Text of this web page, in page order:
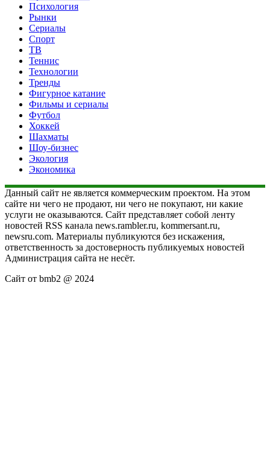
Психология
Рынки
Сериалы
Спорт
ТВ
Теннис
Технологии
Тренды
Фигурное катание
Фильмы и сериалы
Футбол
Хоккей
Шахматы
Шоу-бизнес
Экология
Экономика
Данный сайт не является коммерческим проектом. На этом
сайте ни чего не продают, ни чего не покупают, ни какие
услуги не оказываются. Сайт представляет собой ленту
новостей RSS канала news.rambler.ru, kommersant.ru,
newsru.com. Материалы публикуются без искажения,
ответственность за достоверность публикуемых новостей
Администрация сайта не несёт.
Сайт от bmb2 @ 2024